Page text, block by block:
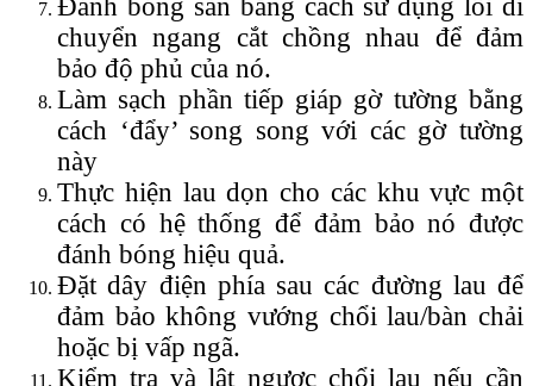
Đánh bóng sàn bằng cách sử dụng lối di
chuyển ngang cắt chồng nhau để đảm
bảo độ phủ của nó.
Làm sạch phần tiếp giáp gờ tường bằng
cách ‘đẩy’ song song với các gờ tường
này
Thực hiện lau dọn cho các khu vực một
cách có hệ thống để đảm bảo nó được
đánh bóng hiệu quả.
Đặt dây điện phía sau các đường lau để
đảm bảo không vướng chổi lau/bàn chải
hoặc bị vấp ngã.
Kiểm tra và lật ngược chổi lau nếu cần